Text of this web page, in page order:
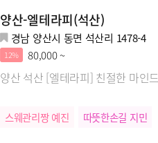
양산-엘테라피(석산)
경남 양산시 동면 석산리 1478-4
12% 80,000 ~
양산 석산 [엘테라피] 친절한 마
스웨관리짱 예진 따뜻한손길 지민